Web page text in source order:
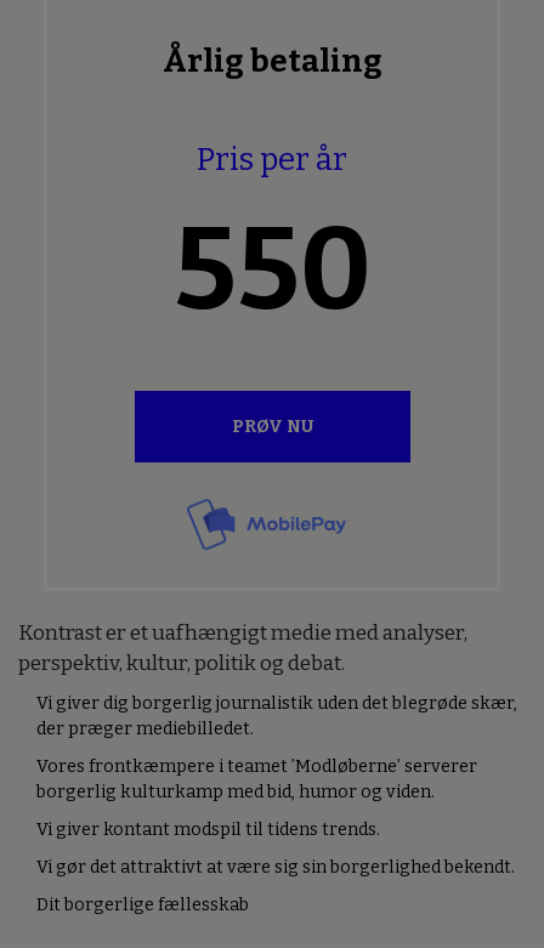
Årlig betaling
Pris per år
550
PRØV NU
Kontrast er et uafhængigt medie med analyser,
perspektiv, kultur, politik og debat.
Vi giver dig borgerlig journalistik uden det blegrøde skær,
der præger mediebilledet.
Vores frontkæmpere i teamet ’Modløberne’ serverer
borgerlig kulturkamp med bid, humor og viden.
Vi giver kontant modspil til tidens trends.
Vi gør det attraktivt at være sig sin borgerlighed bekendt.
Dit borgerlige fællesskab